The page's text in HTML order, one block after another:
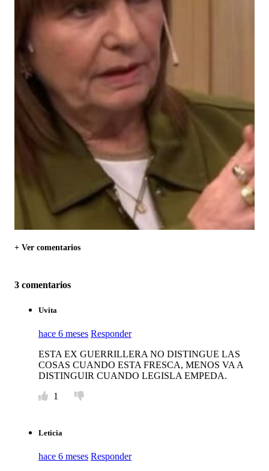
+ Ver comentarios
3 comentarios
Uvita
hace 6 meses Responder
ESTA EX GUERRILLERA NO DISTINGUE LAS
COSAS CUANDO ESTA FRESCA, MENOS VA A
DISTINGUIR CUANDO LEGISLA EMPEDA.
1
Leticia
hace 6 meses Responder